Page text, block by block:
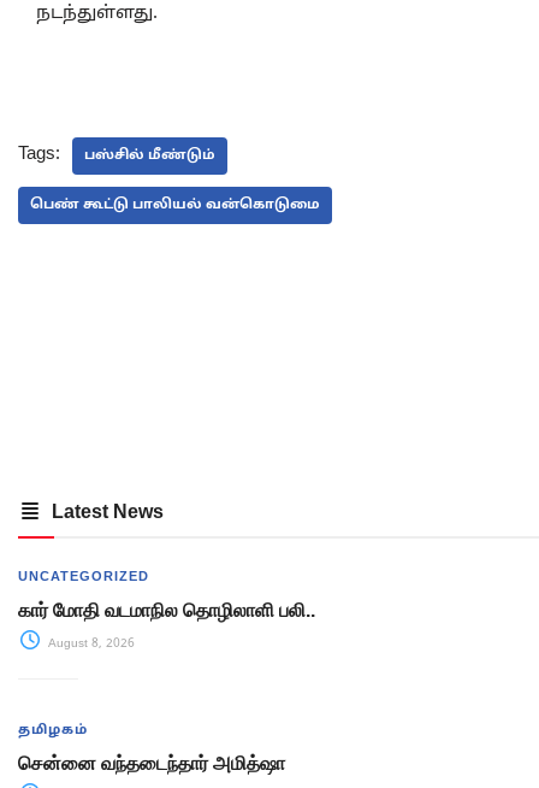
நடந்துள்ளது.
Tags: பஸ்சில் மீண்டும்
பெண் கூட்டு பாலியல் வன்கொடுமை
Latest News
UNCATEGORIZED
கார் மோதி வடமாநில தொழிலாளி பலி..
August 8, 2026
தமிழகம்
சென்னை வந்தடைந்தார் அமித்ஷா